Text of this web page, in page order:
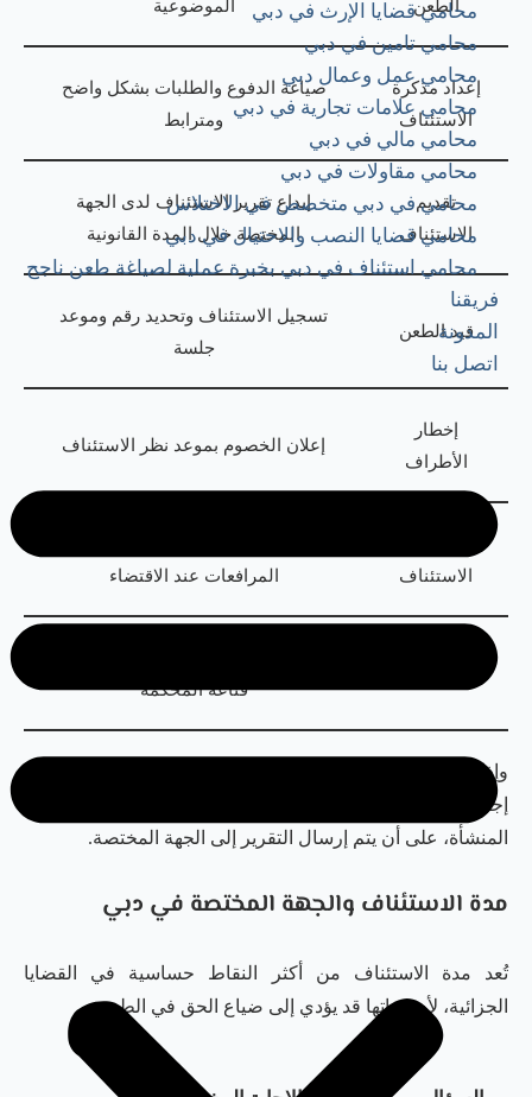
محامي قضايا الإرث في دبي
محامي تامين في دبي
محامي عمل وعمال دبي
محامي علامات تجارية في دبي
محامي مالي في دبي
محامي مقاولات في دبي
محامي في دبي متخصص في الاختلاس
محامي قضايا النصب والاحتيال في دبي
محامي استئناف في دبي بخبرة عملية لصياغة طعن ناجح
فريقنا
المدونة
اتصل بنا
الطعن
الموضوعية
إعداد مذكرة
الاستئناف
صياغة الدفوع والطلبات بشكل واضح
ومترابط
تقديم
الاستئناف
إيداع تقرير الاستئناف لدى الجهة
المختصة خلال المدة القانونية
قيد الطعن
تسجيل الاستئناف وتحديد رقم وموعد
جلسة
إخطار
الأطراف
إعلان الخصوم بموعد نظر الاستئناف
الاستئناف
المرافعات عند الاقتضاء
قناعة المحكمة
وإذا كان المحكوم عليه داخل المؤسسة العقابية، فقد يباشر
إجراء الاستئناف وفق الآلية المقررة قانونًا من خلال إدارة
المنشأة، على أن يتم إرسال التقرير إلى الجهة المختصة.
مدة الاستئناف والجهة المختصة في دبي
تُعد مدة الاستئناف من أكثر النقاط حساسية في القضايا
الجزائية، لأن فواتها قد يؤدي إلى ضياع الحق في الطعن.